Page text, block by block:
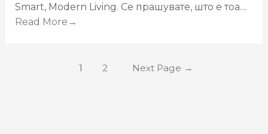
Smart, Modern Living. Се прашувате, што е тоа…
Read More→
1 2 Next Page →